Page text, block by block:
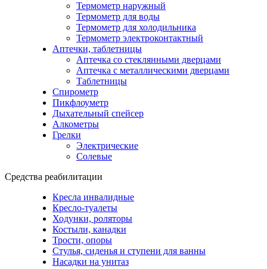
Термометр наружный
Термометр для воды
Термометр для холодильника
Термометр электроконтактный
Аптечки, таблетницы
Аптечка со стеклянными дверцами
Аптечка с металлическими дверцами
Таблетницы
Спирометр
Пикфлоуметр
Дыхательный спейсер
Алкометры
Грелки
Электрические
Солевые
Средства реабилитации
Кресла инвалидные
Кресло-туалеты
Ходунки, роляторы
Костыли, канадки
Трости, опоры
Стулья, сиденья и ступени для ванны
Насадки на унитаз